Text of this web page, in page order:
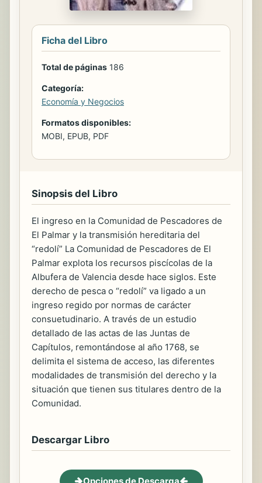
Ficha del Libro
Total de páginas 186
Categoría:
Economía y Negocios
Formatos disponibles:
MOBI, EPUB, PDF
Sinopsis del Libro
El ingreso en la Comunidad de Pescadores de
El Palmar y la transmisión hereditaria del
“redolí” La Comunidad de Pescadores de El
Palmar explota los recursos piscícolas de la
Albufera de Valencia desde hace siglos. Este
derecho de pesca o “redolí” va ligado a un
ingreso regido por normas de carácter
consuetudinario. A través de un estudio
detallado de las actas de las Juntas de
Capítulos, remontándose al año 1768, se
delimita el sistema de acceso, las diferentes
modalidades de transmisión del derecho y la
situación que tienen sus titulares dentro de la
Comunidad.
Descargar Libro